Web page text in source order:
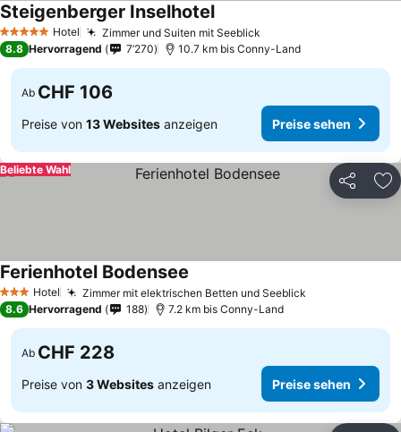
5 Sterne Hotel Zimmer und Suiten mit Seeblick
Steigenberger InselhotelPreise sehen
8.8 Hervorragend 7’270 10.7 km bis Conny-Land
Ab CHF 106
Preise von 13 Websites anzeigen Preise sehen
Teilen
Beliebte Wahl
3 SterneHotel Zimmer mit elektrischen Betten und Seeblick
Ferienhotel Bodensee
8.6 Hervorragend 188 7.2 km bis Conny-Land
Ab CHF 228
Preise von 3 Websites anzeigen Preise sehen